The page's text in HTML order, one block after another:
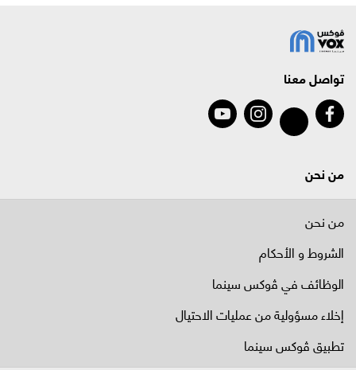
تواصل معنا
من نحن
من نحن
الشروط و الأحكام
الوظائف في ﭬوكس سينما
إخلاء مسؤولية من عمليات الاحتيال
تطبيق ڤوكس سينما